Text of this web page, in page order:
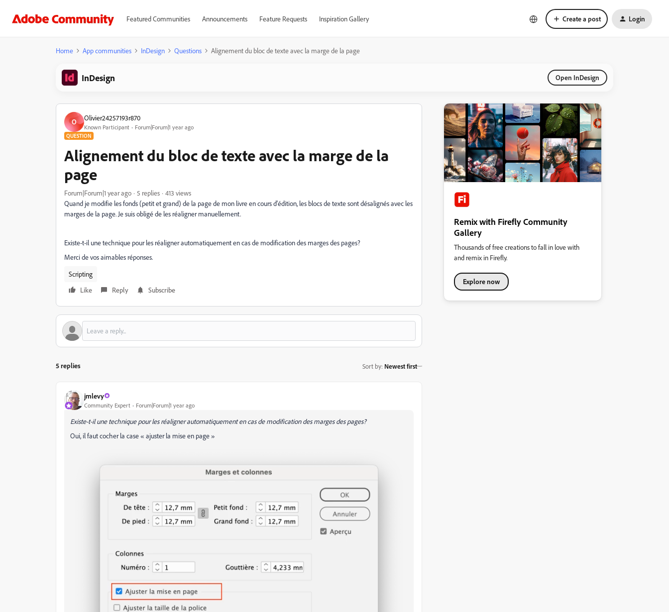
Featured Communities Announcements Feature Requests Inspiration Gallery Create a post Login
Home App communities InDesign Questions Alignement du bloc de texte avec la marge de la page
InDesign Open InDesign
O Olivier24257193r870
Known Participant Forum|Forum|1 year ago
QUESTION
Alignement du bloc de texte avec la marge de la
page
Forum|Forum|1 year ago 5 replies
413 views
Quand je modifie les fonds (petit et grand) de la page de mon livre en cours d'édition, les blocs de texte sont désalignés avec les
marges de la page. Je suis obligé de les réaligner manuellement.
Existe-t-il une technique pour les réaligner automatiquement en cas de modification des marges des pages?
Merci de vos aimables réponses.
Scripting
Like
Reply Subscribe
5 replies Sort by: Newest first
jmlevy
Community Expert Forum|Forum|1 year ago
Existe-t-il une technique pour les réaligner automatiquement en cas de modification des marges des pages?
Oui, il faut cocher la case « ajuster la mise en page »
Remix with Firefly Community
Gallery
Thousands of free creations to fall in love with
and remix in Firefly.
Explore now